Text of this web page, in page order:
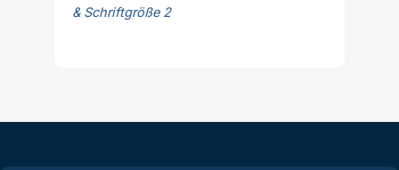
& Schriftgröße 2